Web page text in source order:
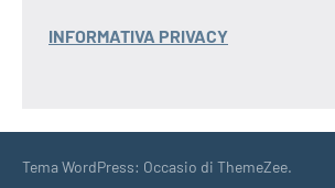
INFORMATIVA PRIVACY
Tema WordPress: Occasio di ThemeZee.